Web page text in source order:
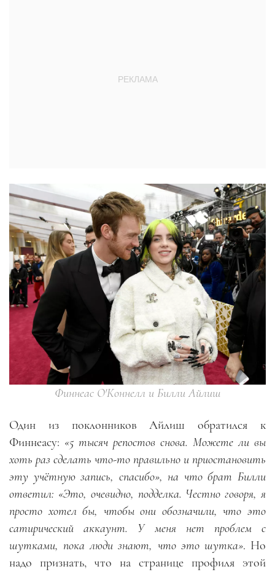
Финнеас О'Коннелл и Билли Айлиш
Один из поклонников Айлиш обратился к
Финнеасу: «5 тысяч репостов снова. Можете ли вы
хоть раз сделать что-то правильно и приостановить
эту учётную запись, спасибо», на что брат Билли
ответил: «Это, очевидно, подделка. Честно говоря, я
просто хотел бы, чтобы они обозначили, что это
сатирический аккаунт. У меня нет проблем с
шутками, пока люди знают, что это шутка». Но
надо признать, что на странице профиля этой